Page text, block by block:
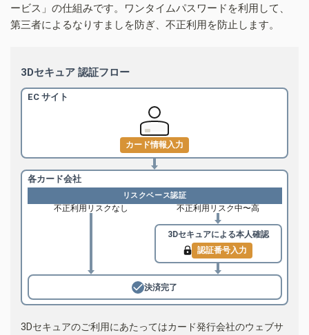
ービス」の仕組みです。ワンタイムパスワードを利用して、
第三者によるなりすましを防ぎ、不正利用を防止します。
3Dセキュア 認証フロー
EC サイト
カード情報入力
各カード会社
リスクベース認証
不正利用リスクなし 不正利用リスク中〜高
3Dセキュアによる本人確認
認証番号入力
決済完了
3Dセキュアのご利用にあたってはカード発行会社のウェブサ